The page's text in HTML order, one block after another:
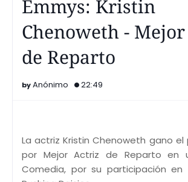
Emmys: Kristin
Chenoweth -
de Reparto
Anónimo 22:49
La actriz Kristin Chenoweth gano el
por Mejor Actriz de Reparto en
Comedia, por su participación en